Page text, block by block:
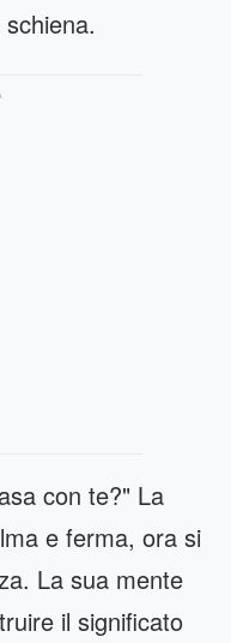
con te?" La
e ferma, ora si
La sua mente
il significato